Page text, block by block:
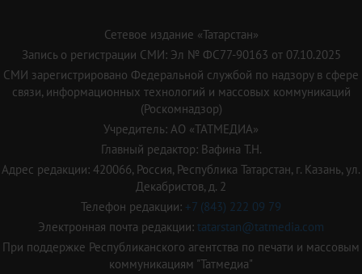
Сетевое издание «Татарстан»
Запись о регистрации СМИ: Эл № ФС77-90163 от 07.10.2025
СМИ зарегистрировано Федеральной службой по надзору в сфере
связи, информационных технологий и массовых коммуникаций
(Роскомнадзор)
Учредитель: АО «ТАТМЕДИА»
Главный редактор: Вафина Т.Н.
Адрес редакции: 420066, Россия, Республика Татарстан, г. Казань, ул.
Декабристов, д. 2
Телефон редакции: +7 (843) 222 09 79
Электронная почта редакции: tatarstan@tatmedia.com
При поддержке Республиканского агентства по печати и массовым
коммуникациям "Татмедиа"